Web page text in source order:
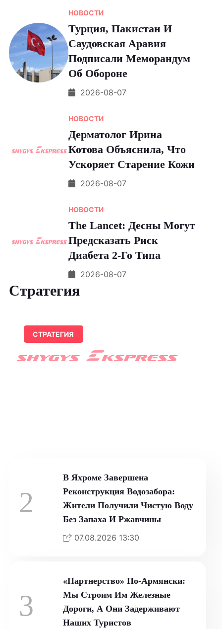
НОВОСТИ
Турция, Пакистан И
Саудовская Аравия
Подписали Меморандум
Об Обороне
2026-08-07
НОВОСТИ
Дерматолог Ирина
Котова Объяснила, Что
Ускоряет Старение Кожи
2026-08-07
НОВОСТИ
The Lancet: Десны Могут
Предсказать Риск
Диабета 2-Го Типа
2026-08-07
Стратегия
СТРАТЕГИЯ
2
В Яхроме Завершена
Реконструкция Водозабора:
Жители Получили Чистую Воду
Без Запаха И Ржавчины
07.08.2026 13:30
3
«Партнерство» По-Армянски:
Мы Строим Им Железные
Дороги, А Они Задерживают
Наших Туристов